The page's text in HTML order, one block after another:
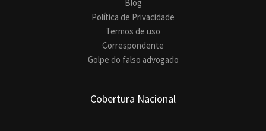
Blog
Política de Privacidade
Termos de uso
Correspondente
Golpe do falso advogado
Cobertura Nacional